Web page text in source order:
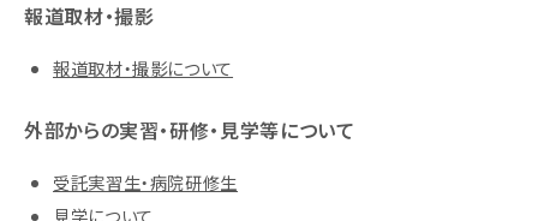
報道取材・撮影
報道取材・撮影について
外部からの実習・研修・見学等について
受託実習生・病院研修生
見学について